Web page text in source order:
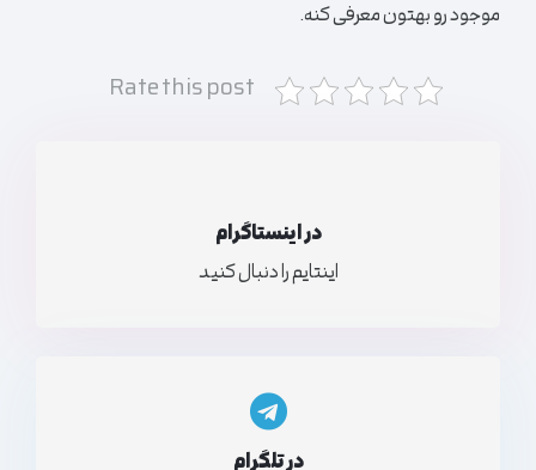
موجود رو بهتون معرفی کنه.
Rate this post
در اینستاگرام
اینتایم را دنبال کنید
در تلگرام